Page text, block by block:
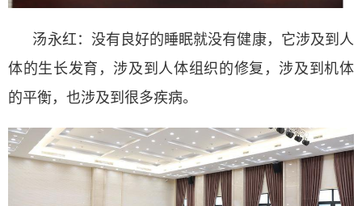
汤永红：没有良好的睡眠就没有健康，它涉及到人
体的生长发育，涉及到人体组织的修复，涉及到机体
的平衡，也涉及到很多疾病。